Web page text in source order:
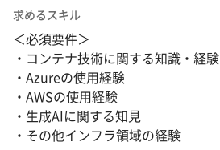
求めるスキル
＜必須要件＞
・コンテナ技術に関する知識・経験
・Azureの使用経験
・AWSの使用経験
・生成AIに関する知見
・その他インフラ領域の経験